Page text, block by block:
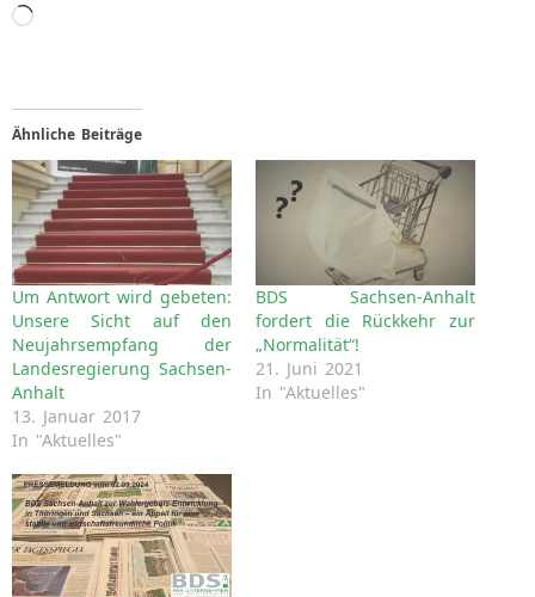
Wird
Ähnliche Beiträge
Um Antwort wird gebeten:
Unsere Sicht auf den
Neujahrsempfang der
Landesregierung Sachsen-
Anhalt
13. Januar 2017
In "Aktuelles"
BDS Sachsen-Anhalt
fordert die Rückkehr zur
„Normalität“!
21. Juni 2021
In "Aktuelles"